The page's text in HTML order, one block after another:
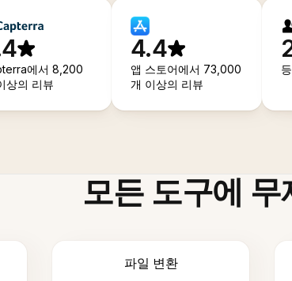
에서 8,200
상의 리뷰
4.4
앱 스토어에서 73,000
개 이상의 리뷰
모든 도구에
파일 변환